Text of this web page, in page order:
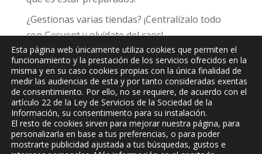
¿Gestionas varias tiendas? ¡Centralízalo todo
con Gesvent y olvídate del caos!
JPCInformática y Comunicaciones, S.L.
Esta página web únicamente utiliza cookies que permiten el
funcionamiento y la prestación de los servicios ofrecidos en la
misma y en su caso cookies propias con la única finalidad de
medir las audiencias de esta y por tanto consideradas exentas
de consentimiento. Por ello, no se requiere, de acuerdo con el
artículo 22 de la Ley de Servicios de la Sociedad de la
Información, su consentimiento para su instalación.
El resto de cookies sirven para mejorar nuestra página, para
personalizarla en base a tus preferencias, o para poder
mostrarte publicidad ajustada a tus búsquedas, gustos e